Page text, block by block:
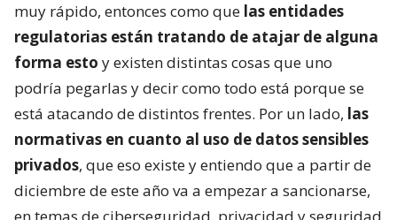
muy rápido, entonces como que las entidades
regulatorias están tratando de atajar de alguna
forma esto y existen distintas cosas que uno
podría pegarlas y decir como todo está porque se
está atacando de distintos frentes. Por un lado, las
normativas en cuanto al uso de datos sensibles
privados, que eso existe y entiendo que a partir de
diciembre de este año va a empezar a sancionarse,